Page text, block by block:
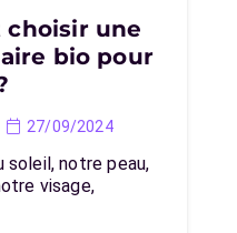
choisir une
bio pour
27/09/2024
soleil, notre peau,
visage,